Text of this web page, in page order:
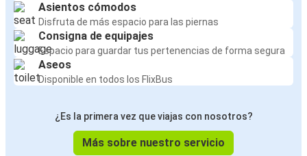
Asientos cómodos
Disfruta de más espacio para las piernas
Consigna de equipajes
Espacio para guardar tus pertenencias de forma segura
Aseos
Disponible en todos los FlixBus
¿Es la primera vez que viajas con nosotros?
Más sobre nuestro servicio